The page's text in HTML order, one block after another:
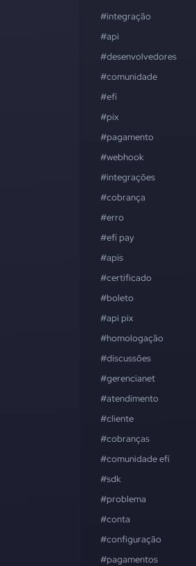
#integração
#api
#desenvolvedores
#comunidade
#efí
#pix
#pagamento
#webhook
#integrações
#cobrança
#erro
#efí pay
#apis
#certificado
#boleto
#api pix
#homologação
#discussões
#gerencianet
#atendimento
#cliente
#cobranças
#comunidade efí
#sdk
#problema
#conta
#configuração
#pagamentos